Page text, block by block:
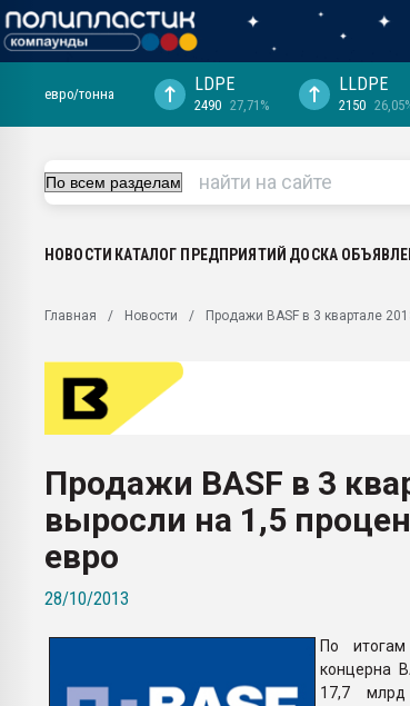
ближайшее подмосковье, с.-в.
Подмосковье, Москва
первый план в переработке
28.07.2026 "Технониколь" довольна
ситуацией на строительном рынке
Всё, что касается выдува ПЭТ
Материал поверхности пуансона для
Продам отходы Композиция
поликарбоната и АБС-пластика
Armaloy PC/ABS-1IM черный цвет
ПЕРЕЙТИ НА ФОРУМ
евро/тонна LDPE
2490 27,71%
LLDPE
2150
НОВОСТИ КАТАЛОГ ПРЕДПРИЯТИЙ ДОСКА
Главная Новости Продажи BASF в 3 квартале
Продажи BASF в 3
выросли на 1,5
евро
28/10/2013
По
концерна
17,7